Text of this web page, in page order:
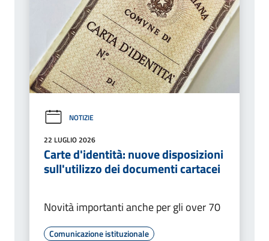
NOTIZIE
22 LUGLIO 2026
Carte d'identità: nuove disposizioni
sull'utilizzo dei documenti cartacei
Novità importanti anche per gli over 70
Comunicazione istituzionale